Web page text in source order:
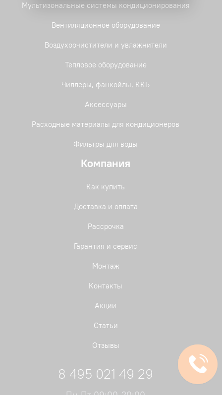
Мультизональные системы кондиционирования
Вентиляционное оборудование
Воздухоочистители и увлажнители
Тепловое оборудование
Чиллеры, фанкойлы, ККБ
Аксессуары
Расходные материалы для кондиционеров
Фильтры для воды
Компания
Как купить
Доставка и оплата
Рассрочка
Гарантия и сервис
Монтаж
Контакты
Акции
Статьи
Отзывы
8 495 021 49 29